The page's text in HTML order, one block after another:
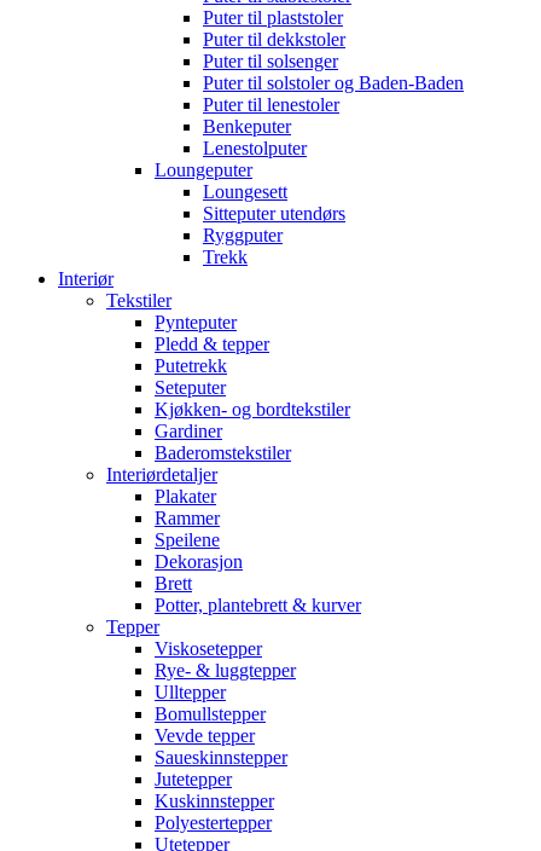
Puter til plaststoler
Puter til dekkstoler
Puter til solsenger
Puter til solstoler og Baden-Baden
Puter til lenestoler
Benkeputer
Lenestolputer
Loungeputer
Loungesett
Sitteputer utendørs
Ryggputer
Trekk
Interiør
Tekstiler
Pynteputer
Pledd & tepper
Putetrekk
Seteputer
Kjøkken- og bordtekstiler
Gardiner
Baderomstekstiler
Interiørdetaljer
Plakater
Rammer
Speilene
Dekorasjon
Brett
Potter, plantebrett & kurver
Tepper
Viskosetepper
Rye- & luggtepper
Ulltepper
Bomullstepper
Vevde tepper
Saueskinnstepper
Jutetepper
Kuskinnstepper
Polyestertepper
Utetepper